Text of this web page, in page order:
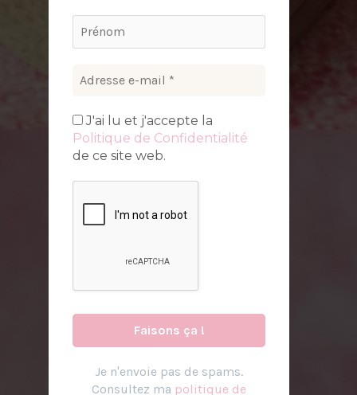
J'ai lu et j'accepte la
Politique de Confidentialité
de ce site web.
Je n'envoie pas de spams.
Consultez ma politique de